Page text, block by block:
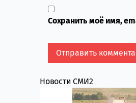
Сохранить моё имя,
Новости СМИ2